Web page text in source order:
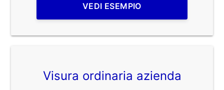
VEDI ESEMPIO
Visura ordinaria azienda